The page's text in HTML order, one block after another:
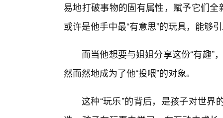
易地打破事物的固有属性，赋予它们
或许是他手中最“有意思”的玩具，能够
而当他想要与姐姐分享这份“有趣”
然而然地成为了他“投喂”的对象。
这种“玩乐”的背后，是孩子对世